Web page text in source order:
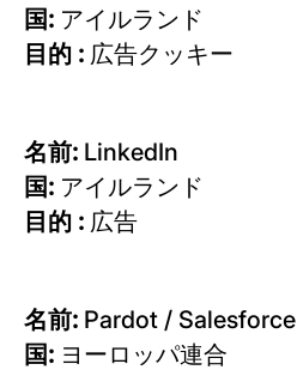
国: アイルランド
目的 : 広告クッキー
名前: LinkedIn
国: アイルランド
目的 : 広告
名前: Pardot / Salesforce
国: ヨーロッパ連合